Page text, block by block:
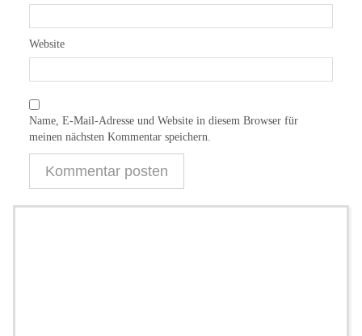
Website
Name, E-Mail-Adresse und Website in diesem Browser für
meinen nächsten Kommentar speichern.